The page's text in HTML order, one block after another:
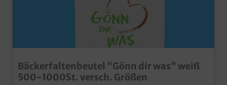
Bäckerfaltenbeutel "Gönn dir was" weiß
500-1000St. versch. Größen